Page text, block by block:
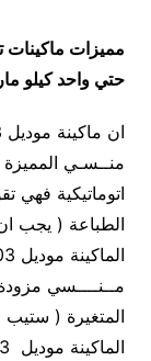
مميزات
حتي واحد كيلو
منــسـي
اتوماتيكية فهي
الطباعة ( يجب
مــنــــسي
المتغيرة ( ستيب